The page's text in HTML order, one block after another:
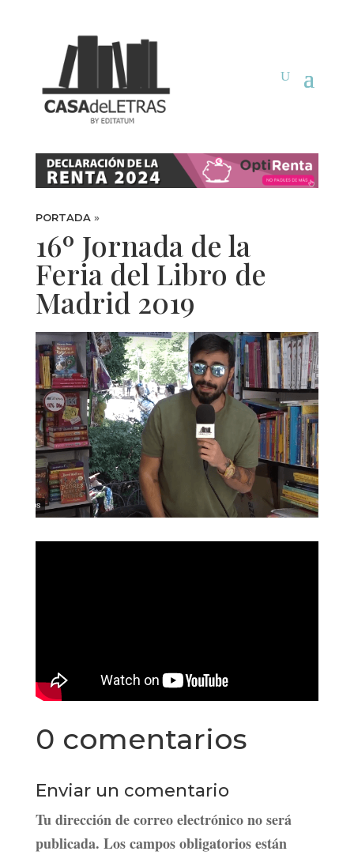
PORTADA »
16º Jornada de la
Feria del Libro de
Madrid 2019
0 comentarios
Enviar un comentario
Tu dirección de correo electrónico no será
publicada. Los campos obligatorios están